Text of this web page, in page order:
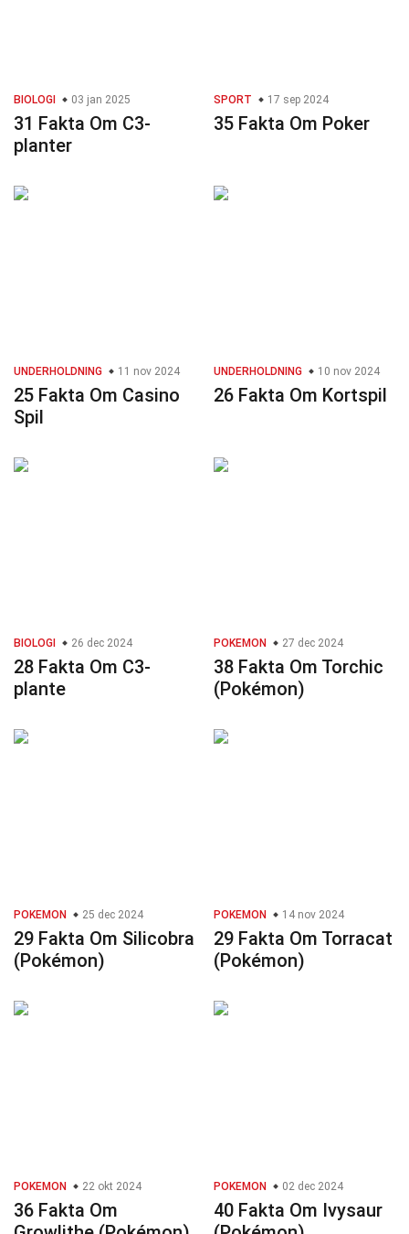
BIOLOGI 03 jan 2025
31 Fakta Om C3-
planter
SPORT 17 sep 2024
35 Fakta Om Poker
UNDERHOLDNING 11 nov 2024
25 Fakta Om Casino
Spil
UNDERHOLDNING 10 nov 2024
26 Fakta Om Kortspil
BIOLOGI 26 dec 2024
28 Fakta Om C3-
plante
POKEMON 27 dec 2024
38 Fakta Om Torchic
(Pokémon)
POKEMON 25 dec 2024
29 Fakta Om Silicobra
(Pokémon)
POKEMON 14 nov 2024
29 Fakta Om Torracat
(Pokémon)
POKEMON 22 okt 2024
36 Fakta Om
POKEMON 02 dec 2024
40 Fakta Om Ivysaur